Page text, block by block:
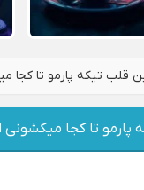
قلب تیکه پارمو تا کجا
تا کجا میکشونی